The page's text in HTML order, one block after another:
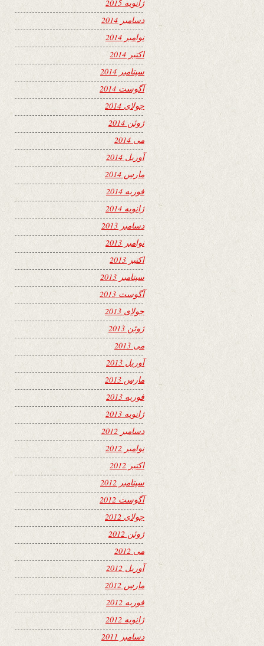
ژانویه 2015
دسامبر 2014
نوامبر 2014
اکتبر 2014
سپتامبر 2014
آگوست 2014
جولای 2014
ژوئن 2014
می 2014
آوریل 2014
مارس 2014
فوریه 2014
ژانویه 2014
دسامبر 2013
نوامبر 2013
اکتبر 2013
سپتامبر 2013
آگوست 2013
جولای 2013
ژوئن 2013
می 2013
آوریل 2013
مارس 2013
فوریه 2013
ژانویه 2013
دسامبر 2012
نوامبر 2012
اکتبر 2012
سپتامبر 2012
آگوست 2012
جولای 2012
ژوئن 2012
می 2012
آوریل 2012
مارس 2012
فوریه 2012
ژانویه 2012
دسامبر 2011